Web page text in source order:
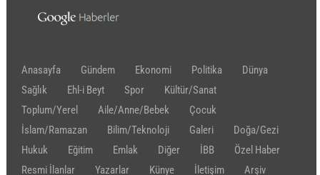
Anasayfa Gündem Ekonomi Politika
Dünya
Sağlık
Ehl-i Beyt Spor
Kültür/Sanat
Toplum/Yerel
Aile/Anne/Bebek
Çocuk
İslam/Ramazan
Bilim/Teknoloji Galeri
Doğa/Gezi
Hukuk
Eğitim Emlak Diğer İBB
Özel Haber
Resmi İlanlar
Yazarlar Künye İletişim Arşiv